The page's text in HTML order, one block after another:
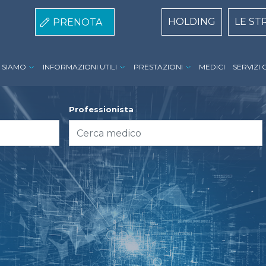
PRENOTA
Centri Top
HOLDING LE
SIAMO INFORMAZIONI UTILI PRESTAZIONI MEDICI SERVIZI
Professionista